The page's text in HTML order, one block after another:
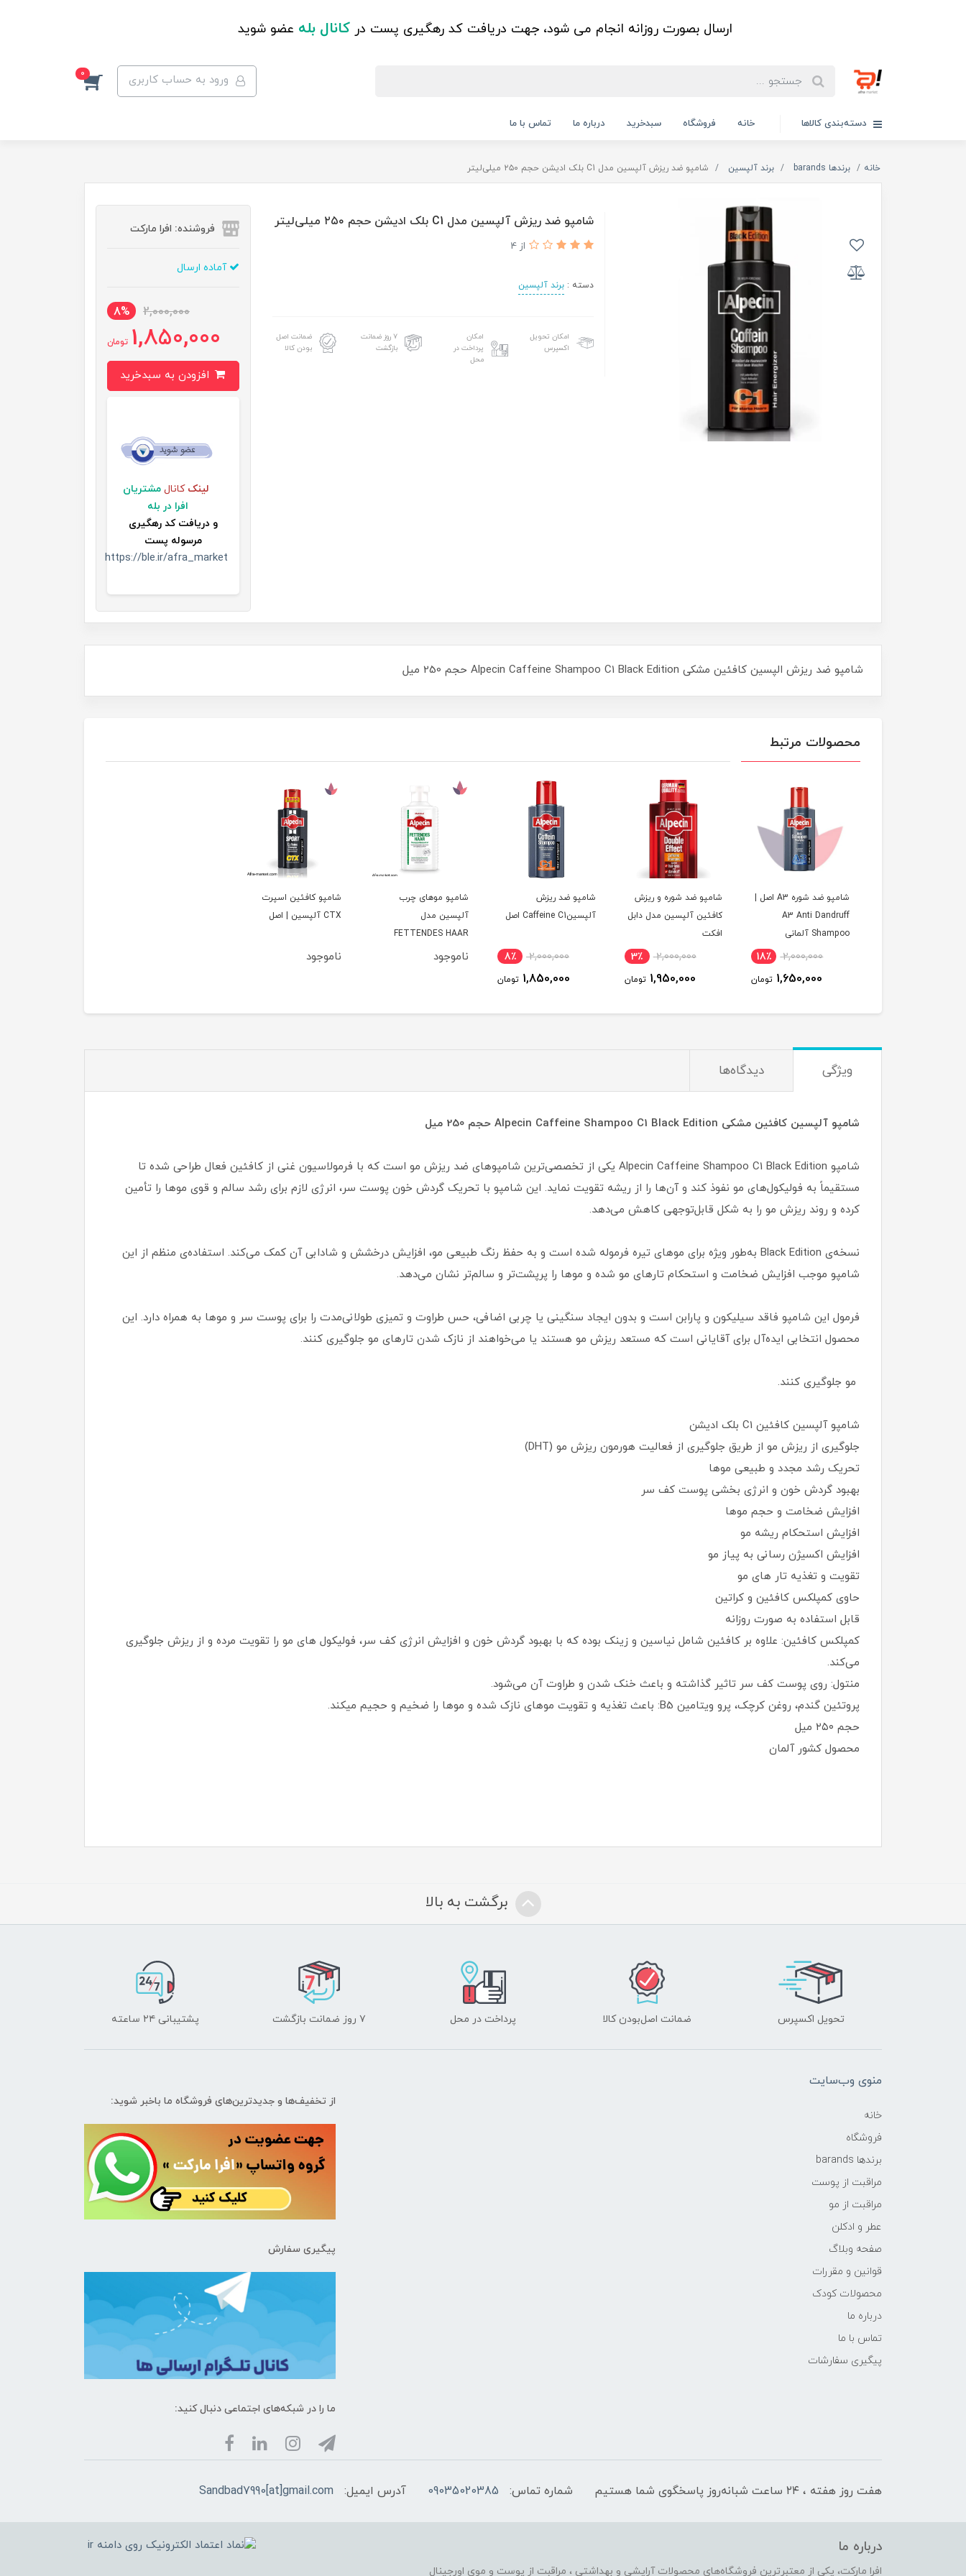
ارسال بصورت روزانه انجام می شود، جهت دریافت کد رهگیری پست در کانال بله عضو شوید
ورود به حساب کاربری 0
دسته‌بندی کالاها خانه فروشگاه سبدخرید درباره ما تماس با ما
خانه برندها barands برند آلپسین شامپو ضد ریزش آلپسین مدل C1 بلک ادیشن حجم ۲۵۰ میلی‌لیتر
شامپو ضد ریزش آلپسین مدل C1 بلک ادیشن حجم ۲۵۰ میلی‌لیتر
از 4
دسته :برند آلپسین
امکان تحویل
اکسپرس
امکان
پرداخت در
محل
۷ روز ضمانت
بازگشت
ضمانت اصل
بودن کالا
فروشنده: افرا مارکت
آماده ارسال
2,000,000
8%
1,850,000 تومان
لینک کانال مشتریان
افرا در بله
و دریافت کد رهگیری
مرسوله پست
https://ble.ir/afra_market
شامپو ضد ریزش الپسین کافئین مشکی Alpecin Caffeine Shampoo C1 Black Edition حجم 250 میل
محصولات مرتبط
شامپو ضد شوره A3 اصل |
A3 Anti Dandruff
Shampoo آلمانی
2,000,000 18٪
1,650,000 تومان
شامپو ضد شوره و ریزش
کافئین آلپسین مدل دابل
افکت
2,000,000 3٪
1,950,000 تومان
شامپو ضد ریزش
آلپسینCaffeine C1 اصل
2,000,000 8٪
1,850,000 تومان
شامپو موهای چرب
آلپسین مدل
FETTENDES HAAR
ناموجود
شامپو کافئین اسپرت
CTX آلپسین | اصل
ناموجود
ویژگی دیدگاه‌ها
شامپو آلپسین کافئین مشکی Alpecin Caffeine Shampoo C1 Black Edition حجم 250 میل
شامپو Alpecin Caffeine Shampoo C1 Black Edition یکی از تخصصی‌ترین شامپوهای ضد ریزش مو است که با فرمولاسیون غنی از کافئین فعال طراحی شده تا
مستقیماً به فولیکول‌های مو نفوذ کند و آن‌ها را از ریشه تقویت نماید. این شامپو با تحریک گردش خون پوست سر، انرژی لازم برای رشد سالم و قوی موها را تأمین
کرده و روند ریزش مو را به شکل قابل‌توجهی کاهش می‌دهد.
نسخه‌ی Black Edition به‌طور ویژه برای موهای تیره فرموله شده است و به حفظ رنگ طبیعی مو، افزایش درخشش و شادابی آن کمک می‌کند. استفاده‌ی منظم از این
شامپو موجب افزایش ضخامت و استحکام تارهای مو شده و موها را پرپشت‌تر و سالم‌تر نشان می‌دهد.
فرمول این شامپو فاقد سیلیکون و پارابن است و بدون ایجاد سنگینی یا چربی اضافی، حس طراوت و تمیزی طولانی‌مدت را برای پوست سر و موها به همراه دارد. این
محصول انتخابی ایده‌آل برای آقایانی است که مستعد ریزش مو هستند یا می‌خواهند از نازک شدن تارهای مو جلوگیری کنند.
مو جلوگیری کنند.
شامپو آلپسین کافئین C1 بلک ادیشن
جلوگیری از ریزش مو از طریق جلوگیری از فعالیت هورمون ریزش مو (DHT)
تحریک رشد مجدد و طبیعی موها
بهبود گردش خون و انرژی بخشی پوست کف سر
افزایش ضخامت و حجم موها
افزایش استحکام ریشه مو
افزایش اکسیژن رسانی به پیاز مو
تقویت و تغذیه تار های مو
حاوی کمپلکس کافئین و کراتین
قابل استفاده به صورت روزانه
کمپلکس کافئین: علاوه بر کافئین شامل نیاسین و زینک بوده که با بهبود گردش خون و افزایش انرژی کف سر، فولیکول های مو را تقویت مرده و از ریزش جلوگیری
می‌کند.
منتول: روی پوست کف سر تاثیر گذاشته و باعث خنک شدن و طراوت آن می‌شود.
پروتئین گندم، روغن کرچک، پرو ویتامین B5: باعث تغذیه و تقویت موهای نازک شده و موها را ضخیم و حجیم میکند.
حجم ۲۵۰ میل
محصول کشور آلمان
برگشت به بالا
تحویل اکسپرس ضمانت اصل‌بودن کالا پرداخت در محل ۷ روز ضمانت بازگشت پشتیبانی ۲۴ ساعته
منوی وب‌سایت
خانه
فروشگاه
برندها barands
مراقبت از پوست
مراقبت از مو
عطر و ادکلن
صفحه وبلاگ
قوانین و مقررات
محصولات کودک
درباره ما
تماس با ما
پیگیری سفارشات
از تخفیف‌ها و جدیدترین‌های فروشگاه ما باخبر شوید:
پیگیری سفارش
ما را در شبکه‌های اجتماعی دنبال کنید:
هفت روز هفته ، ۲۴ ساعت شبانه‌روز پاسخگوی شما هستیم شماره تماس: 09035020385 آدرس ایمیل: Sandbad7990[at]gmail.com
درباره ما
افرا مارکت، یکی از معتبرترین فروشگاه‌های محصولات آرایشی و بهداشتی ، مراقبت از پوست و موی اورجینال